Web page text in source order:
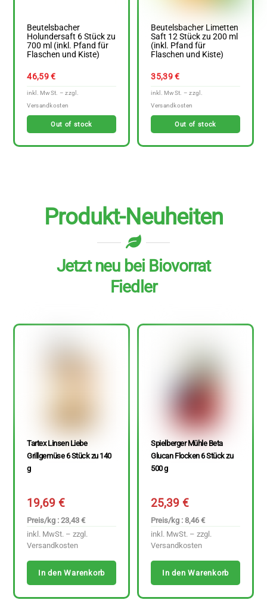
Beutelsbacher
Holundersaft 6 Stück zu
700 ml (inkl. Pfand für
Flaschen und Kiste)
46,59€
Out of stock
Beutelsbacher Limetten
Saft 12 Stück zu 200 ml
(inkl. Pfand für
Flaschen und Kiste)
35,39€
Out of stock
Produkt-Neuheiten
Jetzt neu bei Biovorrat
Fiedler
Tartex Linsen Liebe
Grillgemüse 6 Stück zu 140
g
19,69€
Preis/kg : 23,43 €
inkl. MwSt. – zzgl.
Versandkosten
In den Warenkorb
Spielberger Mühle Beta
Glucan Flocken 6 Stück zu
500 g
25,39€
Preis/kg : 8,46 €
inkl. MwSt. – zzgl.
Versandkosten
In den Warenkorb